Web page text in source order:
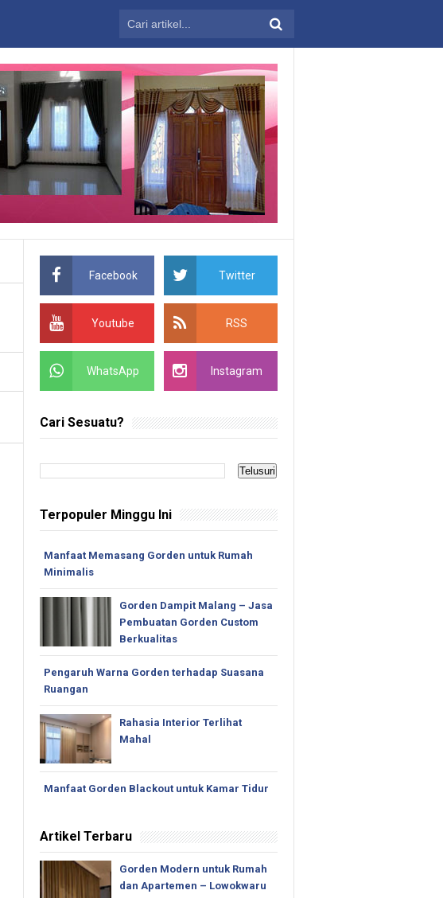
Facebook Twitter
Youtube RSS
WhatsApp Instagram
Cari Sesuatu?
Terpopuler Minggu Ini
Manfaat Memasang Gorden untuk Rumah
Minimalis
Gorden Dampit Malang – Jasa
Pembuatan Gorden Custom
Berkualitas
Pengaruh Warna Gorden terhadap Suasana
Ruangan
Rahasia Interior Terlihat
Mahal
Manfaat Gorden Blackout untuk Kamar Tidur
Artikel Terbaru
Gorden Modern untuk Rumah
dan Apartemen – Lowokwaru